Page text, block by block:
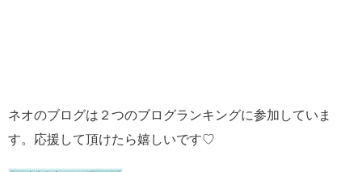
ネオのブログは２つのブログランキングに参加していま
す。応援して頂けたら嬉しいです♡